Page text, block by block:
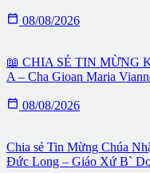
 08/08/2026
📖 CHIA SẺ TIN MỪNG
A – Cha Gioan Maria
 08/08/2026
Chia sẻ Tin Mừng Chúa
Đức Long – Giáo Xứ B`